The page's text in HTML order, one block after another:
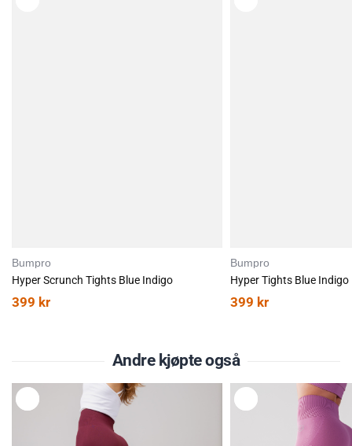
Bumpro
Hyper Scrunch Tights Blue Indigo
399 kr
Bumpro
Hyper Tights Blue Indigo
399 kr
Andre kjøpte også